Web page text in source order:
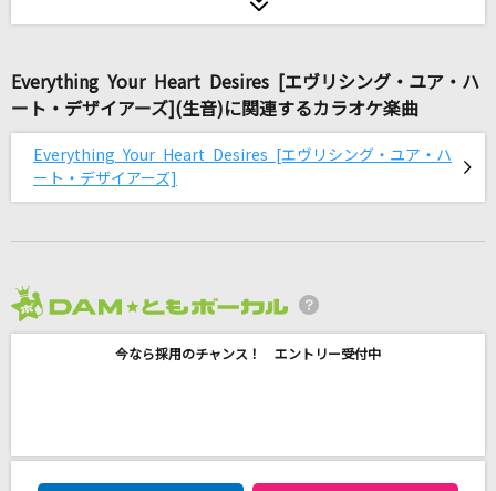
Ado
supercell feat.初音ミク
[生音]M
LAST STARDUST
Everything Your Heart Desires [エヴリシング・ユア・ハ
ート・デザイアーズ](生音)に関連するカラオケ楽曲
Everything Your Heart Desires [エヴリシング・ユア・ハ
ート・デザイアーズ]
今なら採用のチャンス！ エントリー受付中
DAM★ともボーカルエントリーランキング